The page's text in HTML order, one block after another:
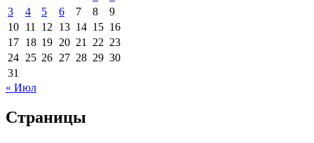
3
4 5 6 7 8
9
10 11 12 13 14 15 16
17 18 19 20 21 22 23
24 25 26 27 28 29 30
31
« Июл
Страницы